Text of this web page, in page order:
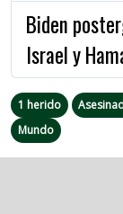
Biden
Israel y
1 herido
Mundo